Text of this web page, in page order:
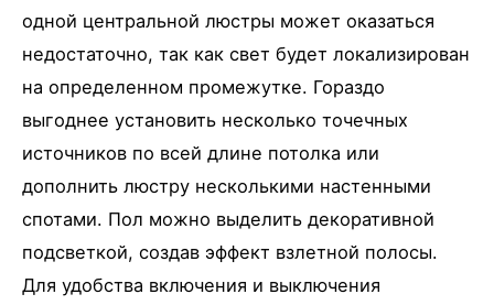
одной центральной люстры может оказаться
недостаточно, так как свет будет локализирован
на определенном промежутке. Гораздо
выгоднее установить несколько точечных
источников по всей длине потолка или
дополнить люстру несколькими настенными
спотами. Пол можно выделить декоративной
подсветкой, создав эффект взлетной полосы.
Для удобства включения и выключения